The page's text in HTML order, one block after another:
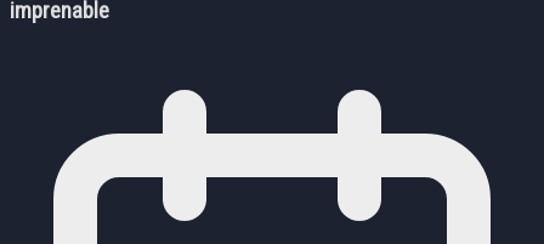
imprenable